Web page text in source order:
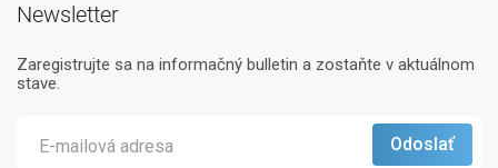
Newsletter
Zaregistrujte sa na informačný bulletin a zostaňte v aktuálnom
stave.